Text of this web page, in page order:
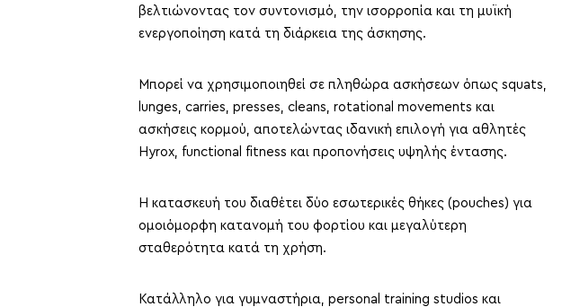
βελτιώνοντας τον συντονισμό, την ισορροπία και τη μυϊκή
ενεργοποίηση κατά τη διάρκεια της άσκησης.
Μπορεί να χρησιμοποιηθεί σε πληθώρα ασκήσεων όπως squats,
lunges, carries, presses, cleans, rotational movements και
ασκήσεις κορμού, αποτελώντας ιδανική επιλογή για αθλητές
Hyrox, functional fitness και προπονήσεις υψηλής έντασης.
Η κατασκευή του διαθέτει δύο εσωτερικές θήκες (pouches) για
ομοιόμορφη κατανομή του φορτίου και μεγαλύτερη
σταθερότητα κατά τη χρήση.
Κατάλληλο για γυμναστήρια, personal training studios και